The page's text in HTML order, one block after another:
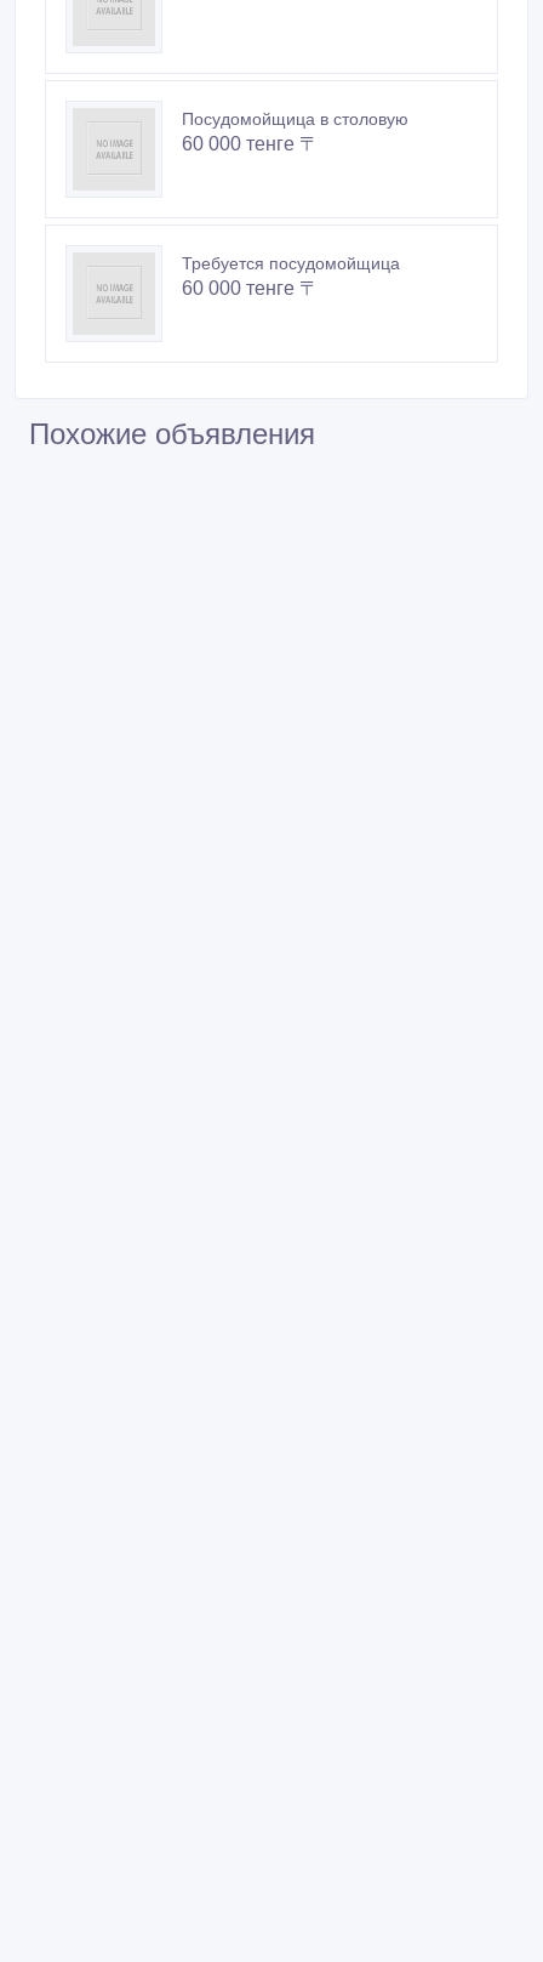
Посудомойщица в столовую
60 000 тенге 〒
Требуется посудомойщица
60 000 тенге 〒
Похожие объявления